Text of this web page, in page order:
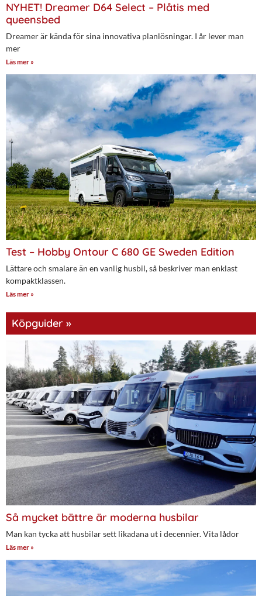
NYHET! Dreamer D64 Select – Plåtis med
queensbed
Dreamer är kända för sina innovativa planlösningar. I år lever man
mer
Läs mer »
Test – Hobby Ontour C 680 GE Sweden Edition
Lättare och smalare än en vanlig husbil, så beskriver man enklast
kompaktklassen.
Läs mer »
Köpguider »
Så mycket bättre är moderna husbilar
Man kan tycka att husbilar sett likadana ut i decennier. Vita lådor
Läs mer »